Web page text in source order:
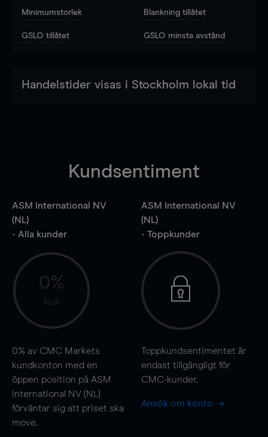
Minimumstorlek Blankning tillåtet
GSLO tillåtet GSLO minsta avstånd
Handelstider visas i Stockholm lokal tid
Kundsentiment
ASM International NV
(NL)
- Alla kunder
0%
N/A
0% av CMC Markets
kundkonton med en
öppen position på ASM
International NV (NL)
förväntar sig att priset ska
move.
ASM International NV
(NL)
- Toppkunder
Toppkundsentimentet är
endast tillgängligt för
CMC-kunder.
Ansök om konto